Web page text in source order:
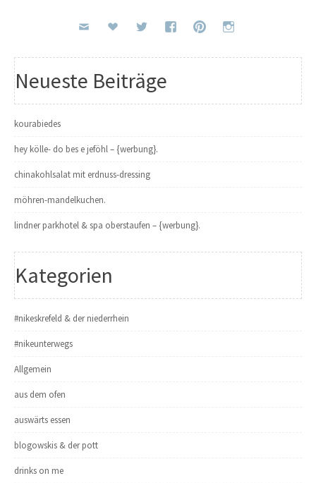
Neueste Beiträge
kourabiedes
hey kölle- do bes e jeföhl – {werbung}.
chinakohlsalat mit erdnuss-dressing
möhren-mandelkuchen.
lindner parkhotel & spa oberstaufen – {werbung}.
Kategorien
#nikeskrefeld & der niederrhein
#nikeunterwegs
Allgemein
aus dem ofen
auswärts essen
blogowskis & der pott
drinks on me